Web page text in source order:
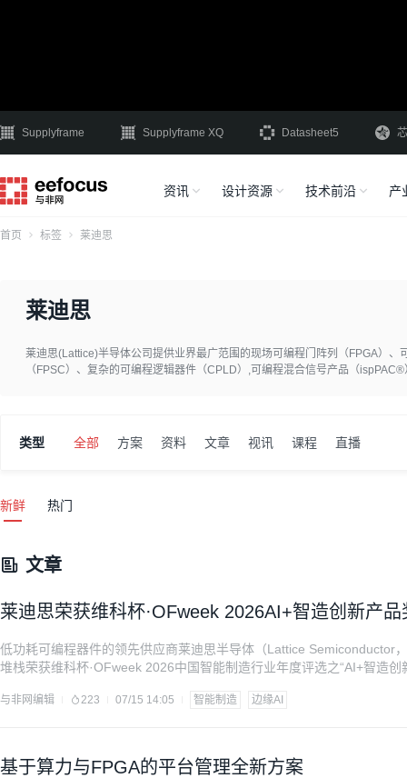
Supplyframe Supplyframe XQ Datasheet5
资讯 设计资源 技术前沿 产
首页 标签 莱迪思
莱迪思
莱迪思(Lattice)半导体公司提供业界最广范围的现场可编程门阵列（FPGA）
（FPSC）、复杂的可编程逻辑器件（CPLD）,可编程混合信号产品（
类型 全部 方案 资料 文章 视讯 课程 直播
新鲜 热门
文章
莱迪思荣获维科杯·OFweek 2026AI+智造创新产品
低功耗可编程器件的领先供应商莱迪思半导体（Lattice Semiconductor
堆栈荣获维科杯·OFweek 2026中国智能制造行业年度评选之“AI+智造
与非网编辑 223 07/15 14:05 智能制造 边缘AI
基于算力与FPGA的平台管理全新方案